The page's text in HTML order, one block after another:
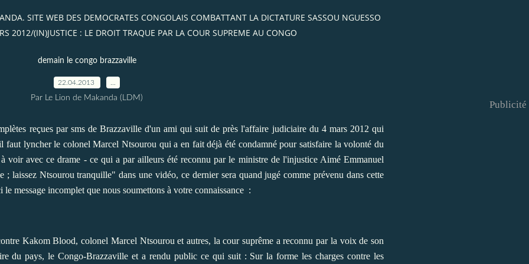
SITE WEB DES DEMOCRATES CONGOLAIS COMBATTANT LA DICTATURE SASSOU NGUESSO
2012/(IN)JUSTICE : LE DROIT TRAQUE PAR LA COUR SUPREME AU CONGO
demain le congo brazzaville
22.04.2013
Par Le Lion de Makanda (LDM)
reçues par sms de Brazzaville d'un ami qui suit de près l'affaire judiciaire du 4 mars 2012 qui
faut lyncher le colonel Marcel Ntsourou qui a en fait déjà été condamné pour satisfaire la volonté du
voir avec ce drame - ce qui a par ailleurs été reconnu par le ministre de l'injustice Aimé Emmanuel
Ntsourou tranquille" dans une vidéo, ce dernier sera quand jugé comme prévenu dans cette
message incomplet que nous soumettons à votre connaissance :
Kakom Blood, colonel Marcel Ntsourou et autres, la cour suprême a reconnu par la voix de son
du pays, le Congo-Brazzaville et a rendu public ce qui suit : Sur la forme les charges contre les
Publicité